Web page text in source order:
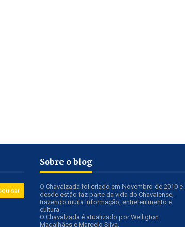
Sobre o blog
O Chavalzada foi criado em Novembro de 2010 e
desde estão faz parte da vida do Chavalense,
trazendo muita informação, entretenimento e
cultura.
O Chavalzada é atualizado por Welligton
Magalhães e Marcelo Silva.